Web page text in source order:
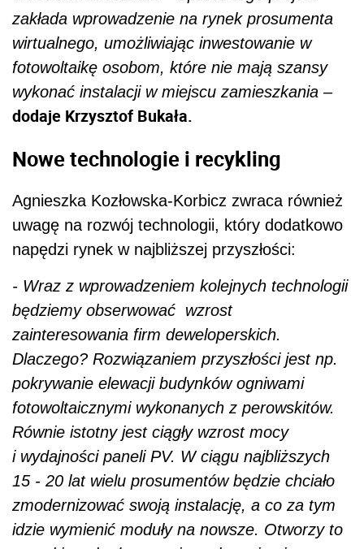
zakłada wprowadzenie na rynek prosumenta
wirtualnego, umożliwiając inwestowanie w
fotowoltaikę osobom, które nie mają szansy
wykonać instalacji w miejscu zamieszkania –
dodaje Krzysztof Bukała.
Nowe technologie i recykling
Agnieszka Kozłowska-Korbicz zwraca również
uwagę na rozwój technologii, który dodatkowo
napędzi rynek w najbliższej przyszłości:
- Wraz z wprowadzeniem kolejnych technologii
będziemy obserwować wzrost
zainteresowania firm deweloperskich.
Dlaczego? Rozwiązaniem przyszłości jest np.
pokrywanie elewacji budynków ogniwami
fotowoltaicznymi wykonanych z perowskitów.
Równie istotny jest ciągły wzrost mocy
i wydajności paneli PV. W ciągu najbliższych
15 - 20 lat wielu prosumentów będzie chciało
zmodernizować swoją instalację, a co za tym
idzie wymienić moduły na nowsze. Otworzy to